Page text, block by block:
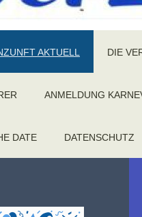
AKTUELL DIE
ANMELDUNG
DATE DATENSCHUTZ